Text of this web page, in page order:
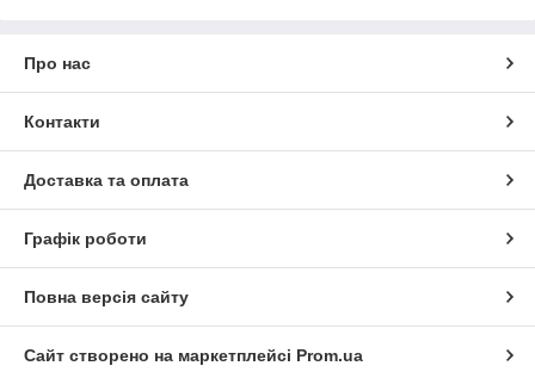
Про нас
Контакти
Доставка та оплата
Графік роботи
Повна версія сайту
Сайт створено на маркетплейсі Prom.ua